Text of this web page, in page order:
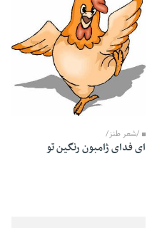
/شعر طنز/
ای فدای ژامبون رنگین تو